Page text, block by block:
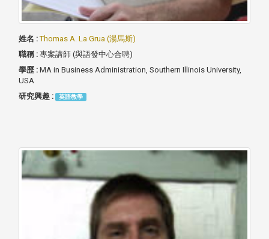
姓名 :Thomas A. La Grua (湯馬斯)
職稱 : 專案講師 (與語發中心合聘)
學歷 : MA in Business Administration, Southern Illinois University,
USA
研究興趣 :
英語教學